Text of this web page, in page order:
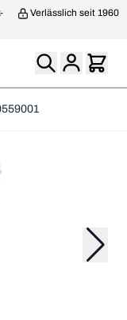
Verlässlich seit 1960